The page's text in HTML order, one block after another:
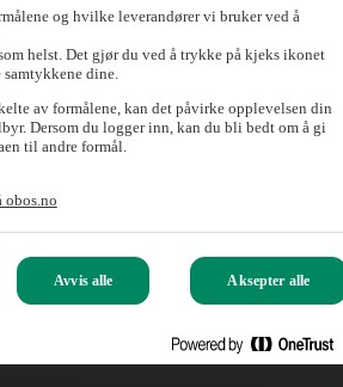
og hvilke leverandører vi bruker ved å
helst. Det gjør du ved å trykke på kjeks ikonet
samtykkene dine.
av formålene, kan det påvirke opplevelsen din
Dersom du logger inn, kan du bli bedt om å gi
til andre formål.
obos.no
Avvis alle Aksepter alle